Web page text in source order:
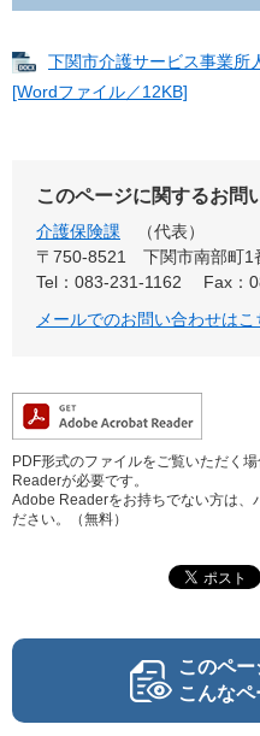
下関市介護サービス事業所
[Wordファイル／12KB]
このページに関するお問
介護保険課
代表
〒750-8521
下関市南部町1
Tel：083-231-1162
Fax：
メールでのお問い合わせはこ
PDF形式のファイルをご覧いただく
Readerが必要です。
Adobe Readerをお持ちでない方は、
ださい。（無料）
このペ
こんな